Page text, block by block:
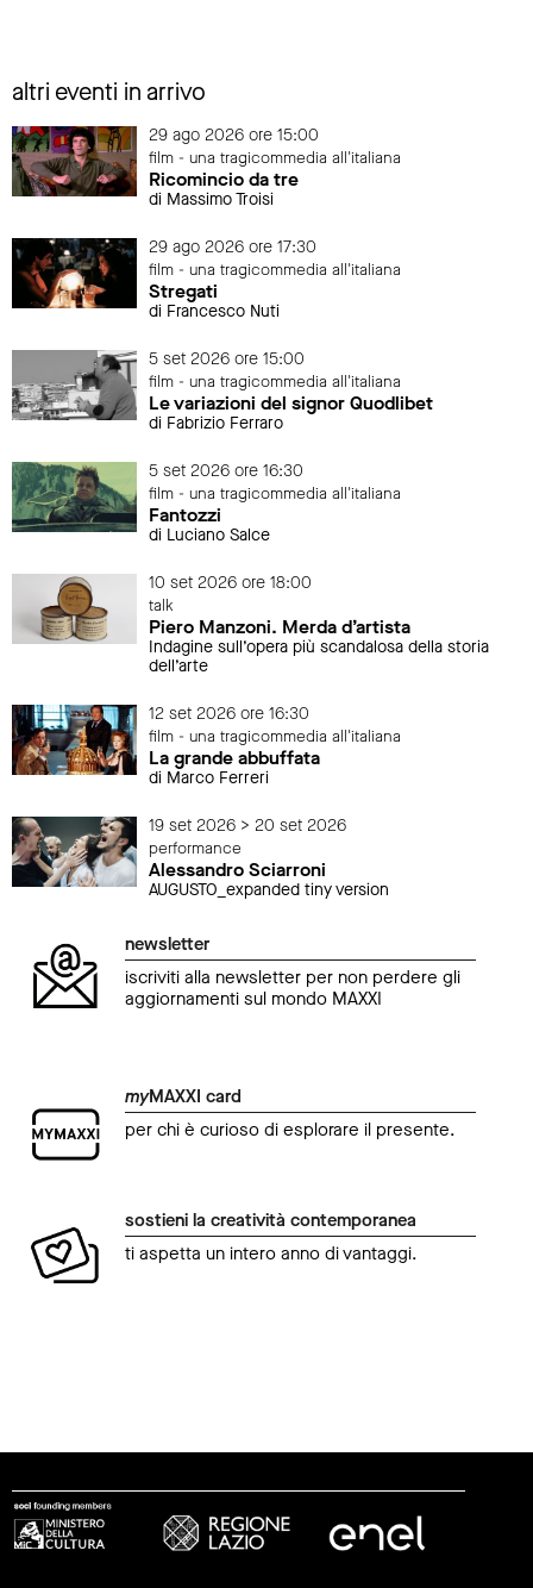
altri eventi in arrivo
29 ago 2026 ore 15:00
film - una tragicommedia all'italiana
Ricomincio da tre
di Massimo Troisi
29 ago 2026 ore 17:30
film - una tragicommedia all'italiana
Stregati
di Francesco Nuti
5 set 2026 ore 15:00
film - una tragicommedia all'italiana
Le variazioni del signor Quodlibet
di Fabrizio Ferraro
5 set 2026 ore 16:30
film - una tragicommedia all'italiana
Fantozzi
di Luciano Salce
10 set 2026 ore 18:00
talk
Piero Manzoni. Merda d’artista
Indagine sull’opera più scandalosa della storia
dell’arte
12 set 2026 ore 16:30
film - una tragicommedia all'italiana
La grande abbuffata
di Marco Ferreri
19 set 2026 > 20 set 2026
performance
Alessandro Sciarroni
AUGUSTO_expanded tiny version
newsletter
iscriviti alla newsletter per non perdere gli
aggiornamenti sul mondo MAXXI
myMAXXI card
per chi è curioso di esplorare il presente.
sostieni la creatività contemporanea
ti aspetta un intero anno di vantaggi.